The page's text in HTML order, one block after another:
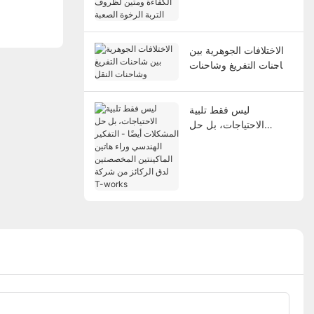
الاختلافات الجوهرية بين
شاحنات التفريغ وشاحنات
ليس فقط تلبية
الاحتياجات، بل حل